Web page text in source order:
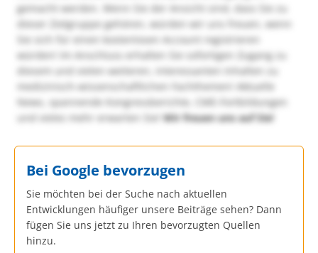
gemacht werden. Wenn Sie der Ansicht sind, dass Sie zu
dieser Zielgruppe gehören, würden wir uns freuen, wenn
Sie sich für einen kostenlosen Account registrieren
würden! Im Anschluss erhalten Sie sofortigen Zugang zu
diesem und vielen weiteren, interessanten Inhalten zu
medizinisch-wissenschaftlichen Fachthemen! Aktuelle
News, spannende Kongressberichte, CME-Fortbildungen
und vieles mehr erwarten Sie!Wir freuen uns auf Sie!
Bei Google bevorzugen
Sie möchten bei der Suche nach aktuellen
Entwicklungen häufiger unsere Beiträge sehen? Dann
fügen Sie uns jetzt zu Ihren bevorzugten Quellen
hinzu.